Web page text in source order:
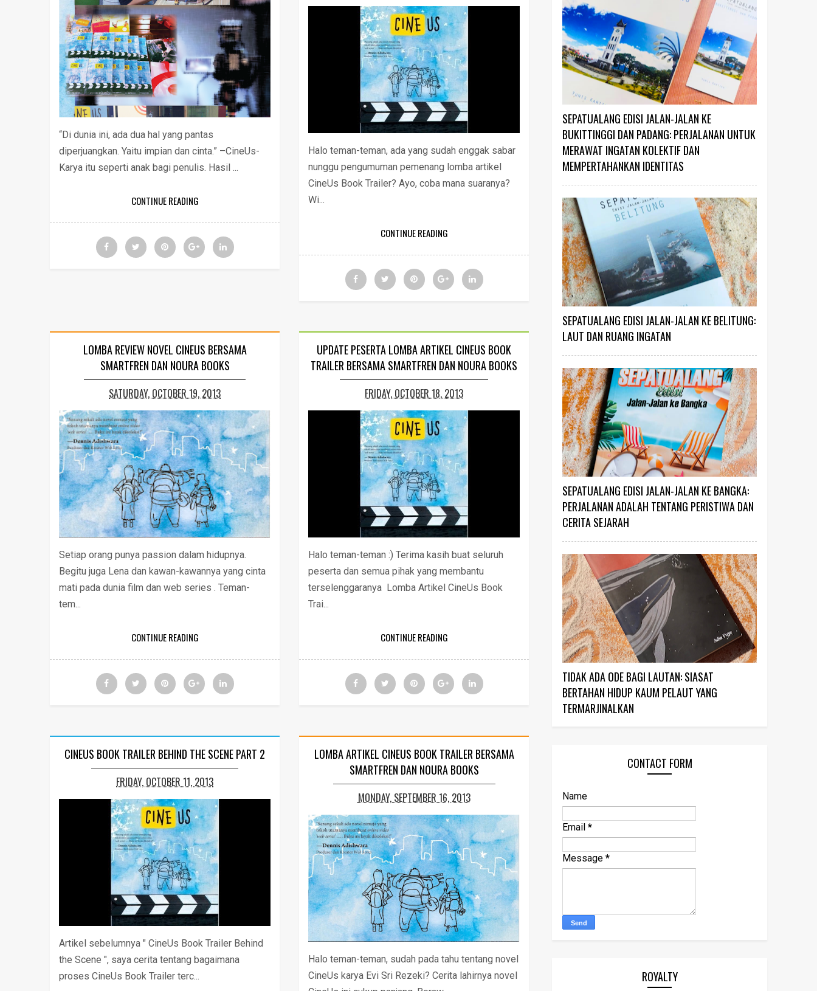
“Di dunia ini, ada dua hal yang pantas
diperjuangkan. Yaitu impian dan cinta.” –CineUs-
Karya itu seperti anak bagi penulis. Hasil ...
CONTINUE READING
Halo teman-teman, ada yang sudah enggak sabar
nunggu pengumuman pemenang lomba artikel
CineUs Book Trailer? Ayo, coba mana suaranya?
Wi...
CONTINUE READING
LOMBA REVIEW NOVEL CINEUS BERSAMA
SMARTFREN DAN NOURA BOOKS
SATURDAY, OCTOBER 19, 2013
Setiap orang punya passion dalam hidupnya.
Begitu juga Lena dan kawan-kawannya yang cinta
mati pada dunia film dan web series . Teman-
tem...
CONTINUE READING
UPDATE PESERTA LOMBA ARTIKEL CINEUS BOOK
TRAILER BERSAMA SMARTFREN DAN NOURA BOOKS
FRIDAY, OCTOBER 18, 2013
Halo teman-teman :) Terima kasih buat seluruh
peserta dan semua pihak yang membantu
terselenggaranya Lomba Artikel CineUs Book
Trai...
CONTINUE READING
CINEUS BOOK TRAILER BEHIND THE SCENE PART 2
FRIDAY, OCTOBER 11, 2013
Artikel sebelumnya " CineUs Book Trailer Behind
the Scene ", saya cerita tentang bagaimana
proses CineUs Book Trailer terc...
LOMBA ARTIKEL CINEUS BOOK TRAILER BERSAMA
SMARTFREN DAN NOURA BOOKS
MONDAY, SEPTEMBER 16, 2013
Halo teman-teman, sudah pada tahu tentang novel
CineUs karya Evi Sri Rezeki? Cerita lahirnya novel
SEPATUALANG EDISI JALAN-JALAN KE
BUKITTINGGI DAN PADANG: PERJALANAN UNTUK
MERAWAT INGATAN KOLEKTIF DAN
MEMPERTAHANKAN IDENTITAS
SEPATUALANG EDISI JALAN-JALAN KE BELITUNG:
LAUT DAN RUANG INGATAN
SEPATUALANG EDISI JALAN-JALAN KE BANGKA:
PERJALANAN ADALAH TENTANG PERISTIWA DAN
CERITA SEJARAH
TIDAK ADA ODE BAGI LAUTAN: SIASAT
BERTAHAN HIDUP KAUM PELAUT YANG
TERMARJINALKAN
CONTACT FORM
Name
Email *
Message *
ROYALTY